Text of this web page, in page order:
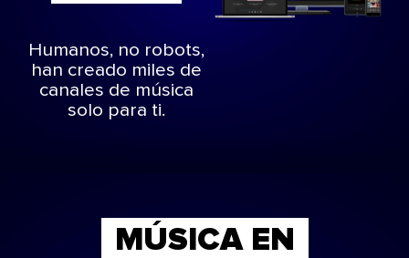
Humanos, no robots,
han creado miles de
canales de música
solo para ti.
MÚSICA EN